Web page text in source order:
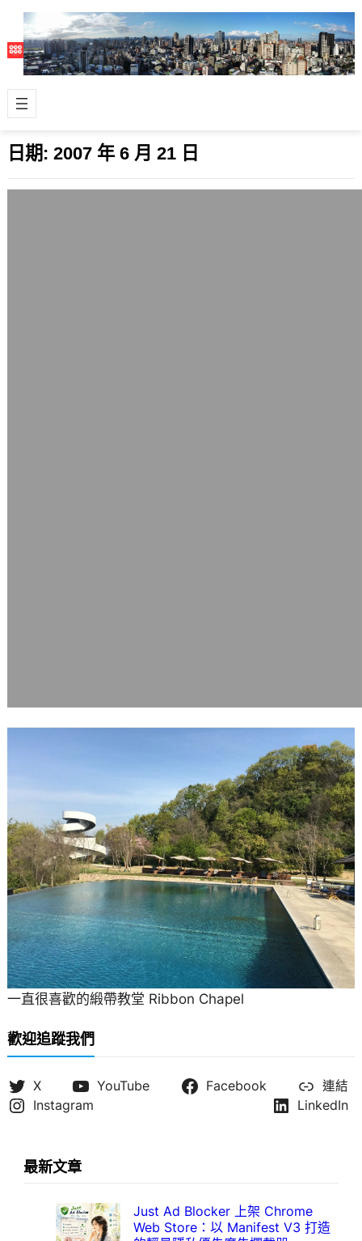
日期: 2007 年 6 月 21 日
一直很喜歡的緞帶教堂 Ribbon Chapel
歡迎追蹤我們
X YouTube Facebook
連結
Instagram
LinkedIn
最新文章
Just Ad Blocker 上架 Chrome
Web Store：以 Manifest V3 打造